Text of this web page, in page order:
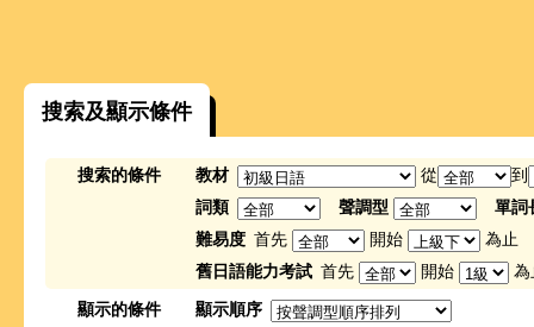
搜索及顯示條件
搜索的條件 教材 從
到
詞類
聲調型
單詞
難易度 首先 開始
為止
舊日語能力考試 首先 開始
為
顯示的條件
顯示順序